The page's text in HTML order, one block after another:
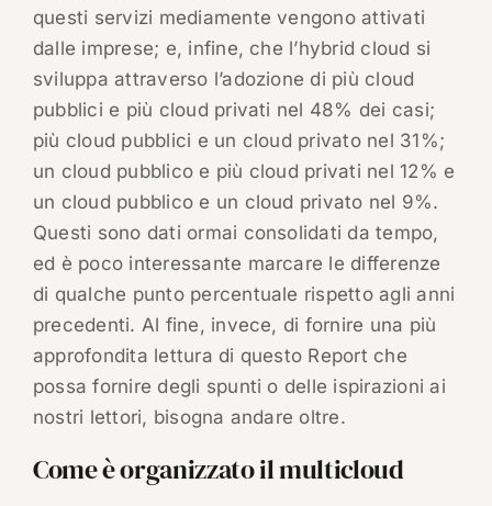
questi servizi mediamente vengono attivati
dalle imprese; e, infine, che l’hybrid cloud si
sviluppa attraverso l’adozione di più cloud
pubblici e più cloud privati nel 48% dei casi;
più cloud pubblici e un cloud privato nel 31%;
un cloud pubblico e più cloud privati nel 12% e
un cloud pubblico e un cloud privato nel 9%.
Questi sono dati ormai consolidati da tempo,
ed è poco interessante marcare le differenze
di qualche punto percentuale rispetto agli anni
precedenti. Al fine, invece, di fornire una più
approfondita lettura di questo Report che
possa fornire degli spunti o delle ispirazioni ai
nostri lettori, bisogna andare oltre.
Come è organizzato il multicloud